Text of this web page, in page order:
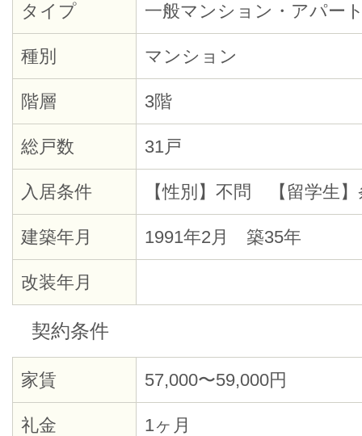
タイプ 一般マンション・アパー
種別 マンション
階層 3階
総戸数 31戸
入居条件 【性別】不問 【留学生
建築年月 1991年2月 築35年
改装年月
契約条件
家賃 57,000〜59,000円
礼金 1ヶ月